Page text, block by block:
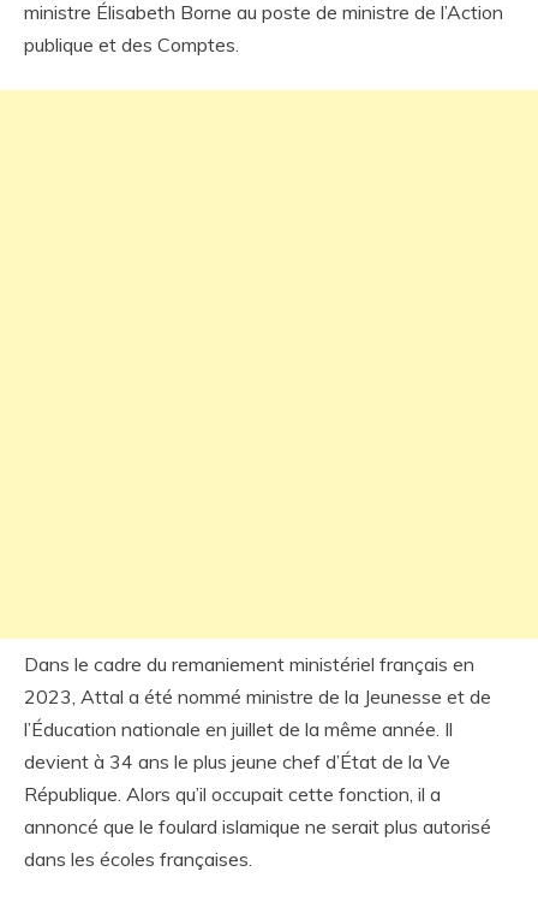
ministre Élisabeth Borne au poste de ministre de l’Action
publique et des Comptes.
Dans le cadre du remaniement ministériel français en
2023, Attal a été nommé ministre de la Jeunesse et de
l’Éducation nationale en juillet de la même année. Il
devient à 34 ans le plus jeune chef d’État de la Ve
République. Alors qu’il occupait cette fonction, il a
annoncé que le foulard islamique ne serait plus autorisé
dans les écoles françaises.